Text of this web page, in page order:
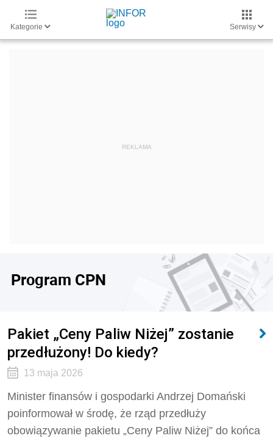
Kategorie Serwisy
Program CPN
Pakiet „Ceny Paliw Niżej” zostanie
przedłużony! Do kiedy?
13 maja 2026
Minister finansów i gospodarki Andrzej Domański
poinformował w środę, że rząd przedłuży
obowiązywanie pakietu „Ceny Paliw Niżej” do końca